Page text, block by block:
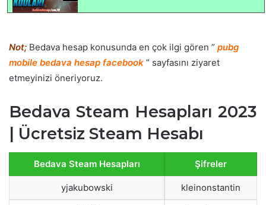
Not; Bedava hesap konusunda en çok ilgi gören ” pubg
mobile bedava hesap facebook ” sayfasını ziyaret
etmeyinizi öneriyoruz.
Bedava Steam Hesapları 2023
| Ücretsiz Steam Hesabı
Bedava Steam Hesapları Şifreler
yjakubowski kleinonstantin